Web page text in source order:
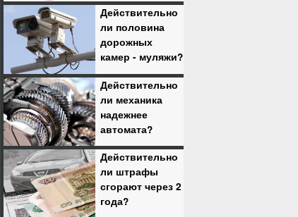
Действительно
ли половина
дорожных
камер - муляжи?
Действительно
ли механика
надежнее
автомата?
Действительно
ли штрафы
сгорают через 2
года?